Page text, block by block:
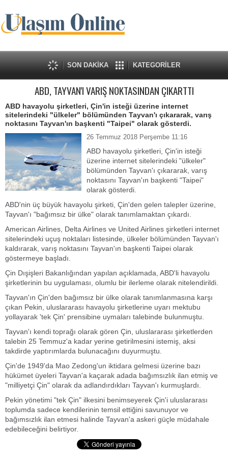
SON DAKİKA KATEGORİLER
ABD, TAYVAN'I VARIŞ NOKTASINDAN ÇIKARTTI
ABD havayolu şirketleri, Çin'in isteği üzerine internet
sitelerindeki "ülkeler" bölümünden Tayvan'ı çıkararak, varış
noktasını Tayvan'ın başkenti "Taipei" olarak gösterdi.
26 Temmuz 2018 Perşembe 11:16
ABD havayolu şirketleri, Çin'in isteği
üzerine internet sitelerindeki "ülkeler"
bölümünden Tayvan'ı çıkararak, varış
noktasını Tayvan'ın başkenti "Taipei"
olarak gösterdi.
ABD'nin üç büyük havayolu şirketi, Çin'den gelen talepler üzerine,
Tayvan'ı "bağımsız bir ülke" olarak tanımlamaktan çıkardı.
American Airlines, Delta Airlines ve United Airlines şirketleri internet
sitelerindeki uçuş noktaları listesinde, ülkeler bölümünden Tayvan'ı
kaldırarak, varış noktasını Tayvan'ın başkenti Taipei olarak
göstermeye başladı.
Çin Dışişleri Bakanlığından yapılan açıklamada, ABD'li havayolu
şirketlerinin bu uygulaması, olumlu bir ilerleme olarak nitelendirildi.
Tayvan'ın Çin'den bağımsız bir ülke olarak tanımlanmasına karşı
çıkan Pekin, uluslararası havayolu şirketlerine uyarı mektubu
yollayarak 'tek Çin' prensibine uymaları talebinde bulunmuştu.
Tayvan'ı kendi toprağı olarak gören Çin, uluslararası şirketlerden
talebin 25 Temmuz'a kadar yerine getirilmesini istemiş, aksi
takdirde yaptırımlarda bulunacağını duyurmuştu.
Çin'de 1949'da Mao Zedong'un iktidara gelmesi üzerine bazı
hükümet üyeleri Tayvan'a kaçarak adada bağımsızlık ilan etmiş ve
"milliyetçi Çin" olarak da adlandırdıkları Tayvan'ı kurmuşlardı.
Pekin yönetimi "tek Çin" ilkesini benimseyerek Çin'i uluslararası
toplumda sadece kendilerinin temsil ettiğini savunuyor ve
bağımsızlık ilan etmesi halinde Tayvan'a askeri güçle müdahale
edebileceğini belirtiyor.